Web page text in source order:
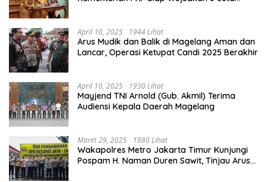
April 10, 2025 1944 Lihat
Arus Mudik dan Balik di Magelang Aman dan
Lancar, Operasi Ketupat Candi 2025 Berakhir
April 10, 2025 1930 Lihat
Mayjend TNI Arnold (Gub. Akmil) Terima
Audiensi Kepala Daerah Magelang
Maret 29, 2025 1880 Lihat
Wakapolres Metro Jakarta Timur Kunjungi
Pospam H. Naman Duren Sawit, Tinjau Arus